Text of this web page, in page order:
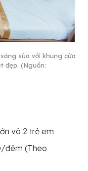
sủa với khung cửa
đẹp. (Nguồn:
và 2 trẻ em
đêm (Theo